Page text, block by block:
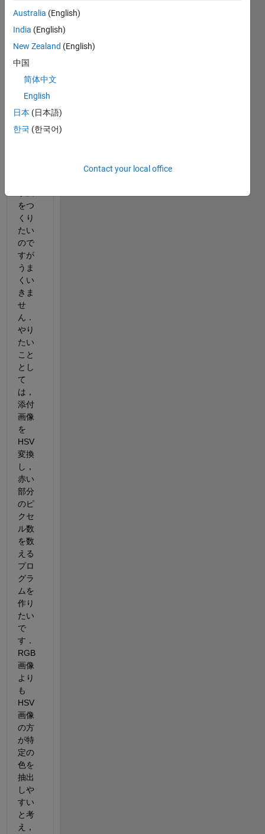
中か
ら特
定の
抽出
し
て，
ピク
セル
をつ
くり
たい
ので
すが
うま
くい
きま
せ
ん．
やり
たい
こと
とし
て
は，
添付
画像
を
HSV
変換
し，
赤い
部分
のピ
クセ
ル数
を数
える
プロ
グラ
ムを
作り
たい
で
す．
RGB
画像
より
も
HSV
画像
の方
が特
定の
色を
抽出
しや
すい
と考
え，
Australia (English)
India (English)
New Zealand (English)
中国
简体中文
English
日本 (日本語)
한국 (한국어)
Contact your local office